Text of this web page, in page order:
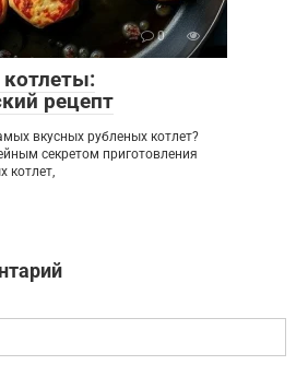
0
рецепт
вкусных рубленых котлет?
секретом приготовления
котлет,